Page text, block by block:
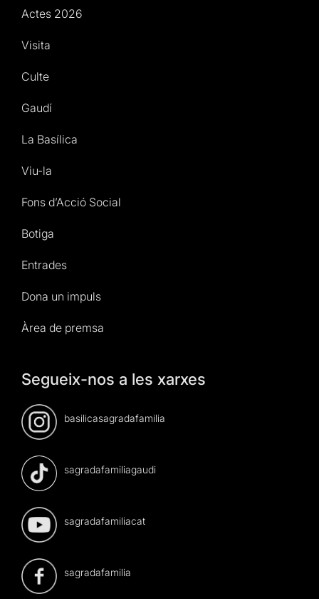
Actes 2026
Visita
Culte
Gaudí
La Basílica
Viu-la
Fons d’Acció Social
Botiga
Entrades
Dona un impuls
Àrea de premsa
Segueix-nos a les xarxes
basilicasagradafamilia
sagradafamiliagaudi
sagradafamiliacat
sagradafamilia